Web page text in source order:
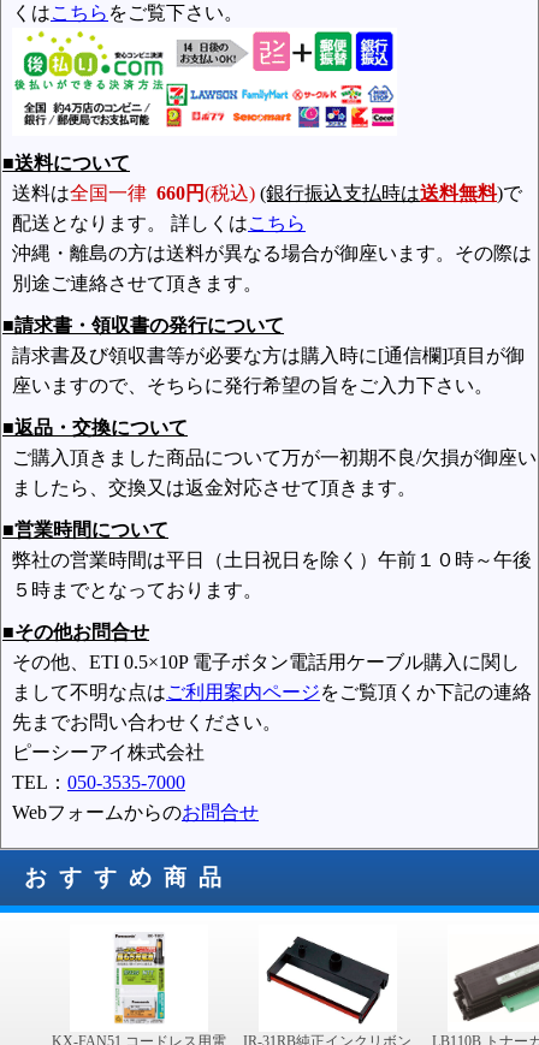
くはこちら をご覧下さい。
■送料について
送料は全国一律 660円(税込) (銀行振込支払時は送料無料)で
配送となります。 詳しくはこちら
沖縄・離島の方は送料が異なる場合が御座います。その際は
別途ご連絡させて頂きます。
■請求書・領収書の発行について
請求書及び領収書等が必要な方は購入時に[通信欄]項目が御
座いますので、そちらに発行希望の旨をご入力下さい。
■返品・交換について
ご購入頂きました商品について万が一初期不良/欠損が御座い
ましたら、交換又は返金対応させて頂きます。
■営業時間について
弊社の営業時間は平日（土日祝日を除く）午前１０時～午後
５時までとなっております。
■その他お問合せ
その他、ETI 0.5×10P 電子ボタン電話用ケーブル購入に関し
まして不明な点はご利用案内ページをご覧頂くか下記の連絡
先までお問い合わせください。
ピーシーアイ株式会社
TEL： 050-3535-7000
Webフォームからのお問合せ
おすすめ商品
KX-FAN51 コードレス用電
IR-31RB純正インクリボン
LB110B トナー